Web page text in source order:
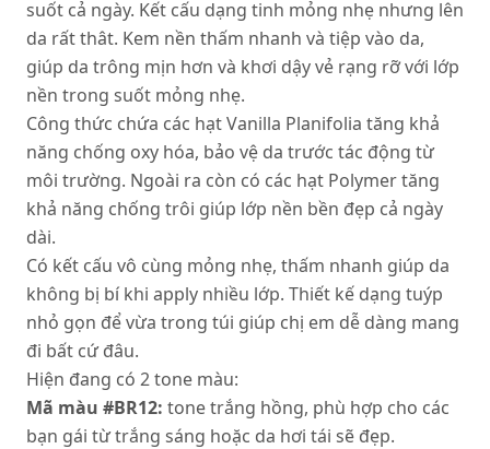
suốt cả ngày. Kết cấu dạng tinh mỏng nhẹ nhưng lên
da rất thât. Kem nền thấm nhanh và tiệp vào da,
giúp da trông mịn hơn và khơi dậy vẻ rạng rỡ với lớp
nền trong suốt mỏng nhẹ.
Công thức chứa các hạt Vanilla Planifolia tăng khả
năng chống oxy hóa, bảo vệ da trước tác động từ
môi trường. Ngoài ra còn có các hạt Polymer tăng
khả năng chống trôi giúp lớp nền bền đẹp cả ngày
dài.
Có kết cấu vô cùng mỏng nhẹ, thấm nhanh giúp da
không bị bí khi apply nhiều lớp. Thiết kế dạng tuýp
nhỏ gọn để vừa trong túi giúp chị em dễ dàng mang
đi bất cứ đâu.
Hiện đang có 2 tone màu:
Mã màu #BR12: tone trắng hồng, phù hợp cho các
bạn gái từ trắng sáng hoặc da hơi tái sẽ đẹp.